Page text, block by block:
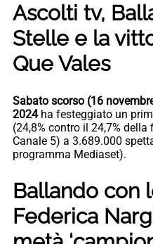
Ascolti tv,
Stelle e la
Que Vales
Sabato scorso (16
2024ha festeggiato un
(24,8% contro il 24,7% della
Canale 5) a 3.689.000
programma Mediaset).
Ballando con
Federica